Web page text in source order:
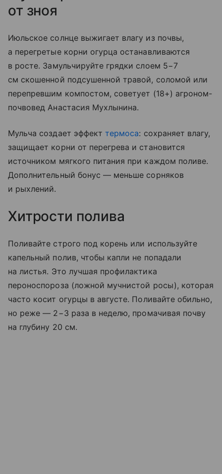
от зноя
Июльское солнце выжигает влагу из почвы,
а перегретые корни огурца останавливаются
в росте. Замульчируйте грядки слоем 5−7
см скошенной подсушенной травой, соломой или
перепревшим компостом, советует (18+) агроном-
почвовед Анастасия Мухлынина.
Мульча создает эффекттермоса: сохраняет влагу,
защищает корни от перегрева и становится
источником мягкого питания при каждом поливе.
Дополнительный бонус — меньше сорняков
и рыхлений.
Хитрости полива
Поливайте строго под корень или используйте
капельный полив, чтобы капли не попадали
на листья. Это лучшая профилактика
пероноспороза (ложной мучнистой росы), которая
часто косит огурцы в августе. Поливайте обильно,
но реже — 2−3 раза в неделю, промачивая почву
на глубину 20 см.